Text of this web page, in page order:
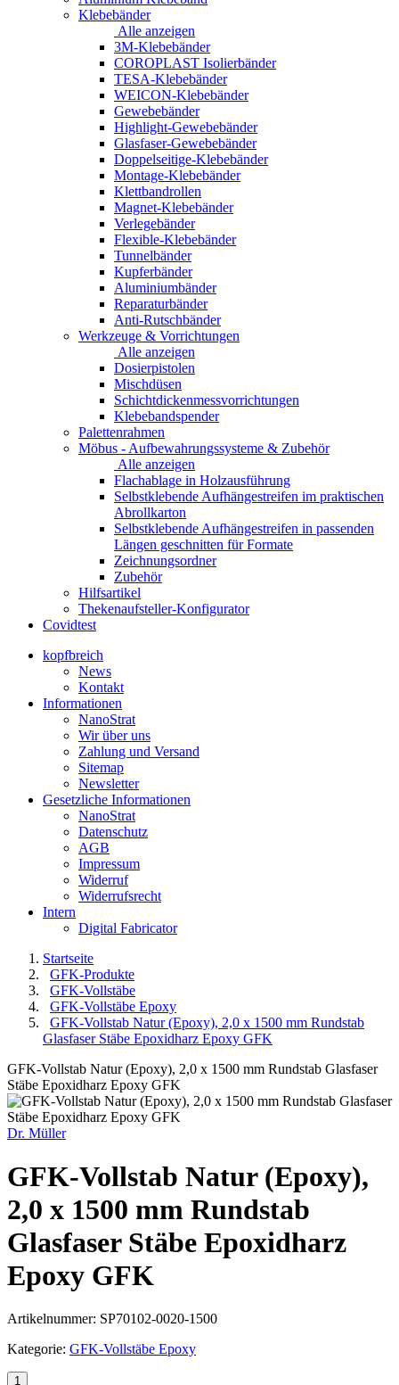
Klebebänder
Alle anzeigen
3M-Klebebänder
COROPLAST Isolierbänder
TESA-Klebebänder
WEICON-Klebebänder
Gewebebänder
Highlight-Gewebebänder
Glasfaser-Gewebebänder
Doppelseitige-Klebebänder
Montage-Klebebänder
Klettbandrollen
Magnet-Klebebänder
Verlegebänder
Flexible-Klebebänder
Tunnelbänder
Kupferbänder
Aluminiumbänder
Reparaturbänder
Anti-Rutschbänder
Werkzeuge & Vorrichtungen
Alle anzeigen
Dosierpistolen
Mischdüsen
Schichtdickenmessvorrichtungen
Klebebandspender
Palettenrahmen
Möbus - Aufbewahrungssysteme & Zubehör
Alle anzeigen
Flachablage in Holzausführung
Selbstklebende Aufhängestreifen im praktischen
Abrollkarton
Selbstklebende Aufhängestreifen in passenden
Längen geschnitten für Formate
Zeichnungsordner
Zubehör
Hilfsartikel
Thekenaufsteller-Konfigurator
Covidtest
kopfbreich
News
Kontakt
Informationen
NanoStrat
Wir über uns
Zahlung und Versand
Sitemap
Newsletter
Gesetzliche Informationen
NanoStrat
Datenschutz
AGB
Impressum
Widerruf
Widerrufsrecht
Intern
Digital Fabricator
Startseite
GFK-Produkte
GFK-Vollstäbe
GFK-Vollstäbe Epoxy
GFK-Vollstab Natur (Epoxy), 2,0 x 1500 mm Rundstab
Glasfaser Stäbe Epoxidharz Epoxy GFK
GFK-Vollstab Natur (Epoxy), 2,0 x 1500 mm Rundstab Glasfaser
Stäbe Epoxidharz Epoxy GFK
Dr. Müller
GFK-Vollstab Natur (Epoxy),
2,0 x 1500 mm Rundstab
Glasfaser Stäbe Epoxidharz
Epoxy GFK
Artikelnummer: SP70102-0020-1500
Kategorie: GFK-Vollstäbe Epoxy